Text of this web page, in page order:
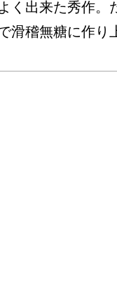
く出来た秀作。
滑稽無糖に作り